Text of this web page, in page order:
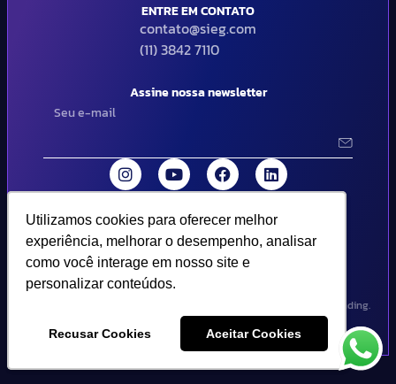
Utilizamos cookies para oferecer melhor
experiência, melhorar o desempenho, analisar
como você interage em nosso site e
personalizar conteúdos.
Recusar Cookies Aceitar Cookies
Utilizamos cookies para oferecer melhor
experiência, melhorar o desempenho, analisar
como você interage em nosso site e
personalizar conteúdos.
Recusar Cookies Aceitar Cookies
ENTRE EM CONTATO
contato@sieg.com
(11) 3842 7110
Assine nossa newsletter
© 2024 SIEG Soluções Fiscais Estratégicas. Todos os direitos
reservados | Termos de uso e política de privacidade..
Design por Empória Branding.